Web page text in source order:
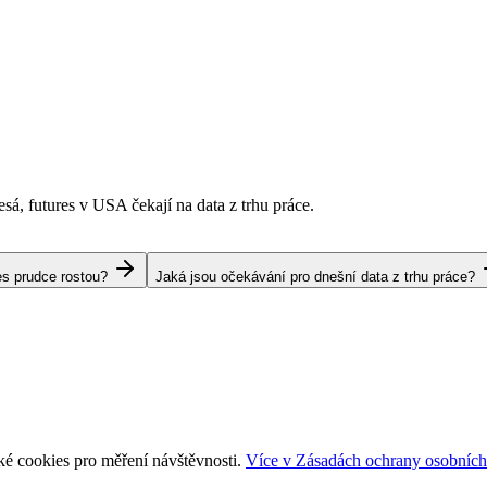
futures v USA čekají na data z trhu práce.
prudce rostou? Jaká jsou očekávání pro dnešní data z trhu práce?
cookies pro měření návštěvnosti. Více v Zásadách ochrany